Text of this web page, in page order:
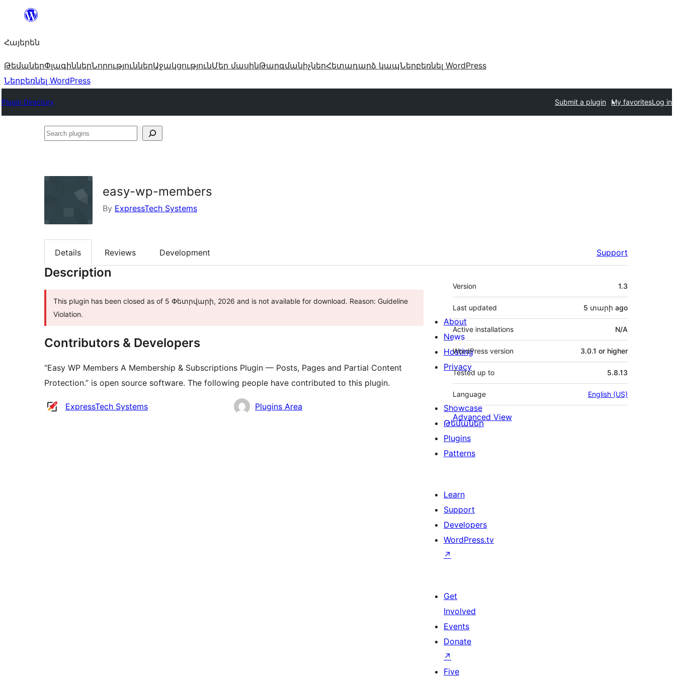
Անցնել
Հայերեն
ԹեմաներՓլագիններՆորություններԱջակցությունՄեր մասինԹարգմանիչներՀետադարձ կապՆերբեռնել WordPress
Ներբեռնել WordPress
Plugin Directory Submit a plugin My favoritesLog in
Search
easy-wp-members
By ExpressTech Systems
Details Reviews Development Support
Description
This plugin has been closed as of 5 Փետրվարի, 2026 and is not available for download. Reason: Guideline
Violation.
Contributors & Developers
“Easy WP Members A Membership & Subscriptions Plugin — Posts, Pages and Partial Content
Protection.” is open source software. The following people have contributed to this plugin.
Contributors
ExpressTech Systems Plugins Area
Meta
Version 1.3
Last updated 5 տարի ago
Active installations N/A
WordPress version 3.0.1 or higher
Tested up to 5.8.13
Language English (US)
Advanced View
About
News
Hosting
Privacy
Showcase
Թեմաներ
Plugins
Patterns
Learn
Support
Developers
WordPress.tv
↗
Get
Involved
Events
Donate
↗
Five